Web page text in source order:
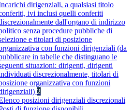
dirigenziali, a qualsiasi titolo
ivi inclusi quelli conferiti
dall'organo di indirizzo
senza procedure pubbliche di
e titolari di posizione
con funzioni dirigenziali (da
in tabelle che distinguano le
situazioni: dirigenti, dirigenti
discrezionalmente, titolari di
organizzativa con funzioni
2
posizioni dirigenziali discrezionali